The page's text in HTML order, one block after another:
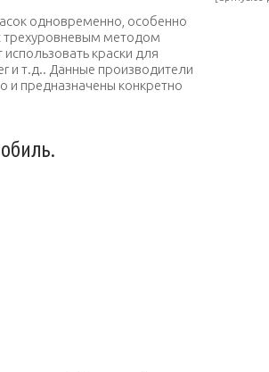
одновременно, особенно
трехуровневым методом
краски для
и т.д.. Данные производители
и предназначены конкретно